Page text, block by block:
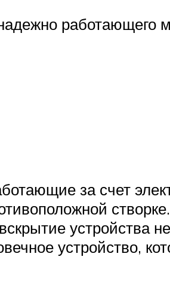
работающего
за счет
устройства
устройство,